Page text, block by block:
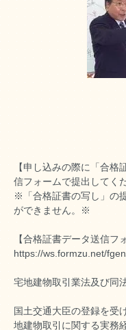
【申し込みの際に「合
信フォームで提出してく
※「合格証書の写し」の
ができません。※
【合格証書データ送信フ
https://ws.formzu.net/
宅地建物取引業法及び同
国土交通大臣の登録を受
地建物取引に関する実務